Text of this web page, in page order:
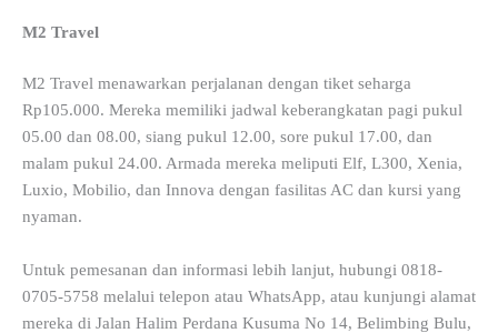
M2 Travel
M2 Travel menawarkan perjalanan dengan tiket seharga
Rp105.000. Mereka memiliki jadwal keberangkatan pagi pukul
05.00 dan 08.00, siang pukul 12.00, sore pukul 17.00, dan
malam pukul 24.00. Armada mereka meliputi Elf, L300, Xenia,
Luxio, Mobilio, dan Innova dengan fasilitas AC dan kursi yang
nyaman.
Untuk pemesanan dan informasi lebih lanjut, hubungi 0818-
0705-5758 melalui telepon atau WhatsApp, atau kunjungi alamat
mereka di Jalan Halim Perdana Kusuma No 14, Belimbing Bulu,